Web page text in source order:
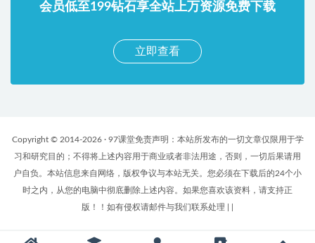
会员低至199钻石享全站上万资源免费下载
立即查看
Copyright © 2014-2026 · 97课堂免责声明：本站所发布的一切文章仅限用于学
习和研究目的；不得将上述内容用于商业或者非法用途，否则，一切后果请用
户自负。本站信息来自网络，版权争议与本站无关。您必须在下载后的24个小
时之内，从您的电脑中彻底删除上述内容。如果您喜欢该资料，请支持正
版！！如有侵权请邮件与我们联系处理